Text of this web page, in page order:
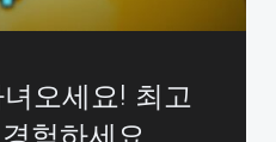
오세요! 최고